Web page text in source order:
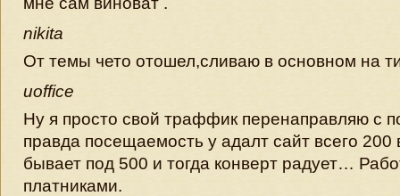
nikita
От темы чето отошел,сливаю в основном на
uoffice
Ну я просто свой траффик перенаправляю с
правда посещаемость у адалт сайт всего 200
бывает под 500 и тогда конверт радует…
платниками.